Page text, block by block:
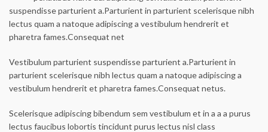
suspendisse parturient a.Parturient in parturient scelerisque nibh
lectus quam a natoque adipiscing a vestibulum hendrerit et
pharetra fames.Consequat net
Vestibulum parturient suspendisse parturient a.Parturient in
parturient scelerisque nibh lectus quam a natoque adipiscing a
vestibulum hendrerit et pharetra fames.Consequat netus.
Scelerisque adipiscing bibendum sem vestibulum et in a a a purus
lectus faucibus lobortis tincidunt purus lectus nisl class